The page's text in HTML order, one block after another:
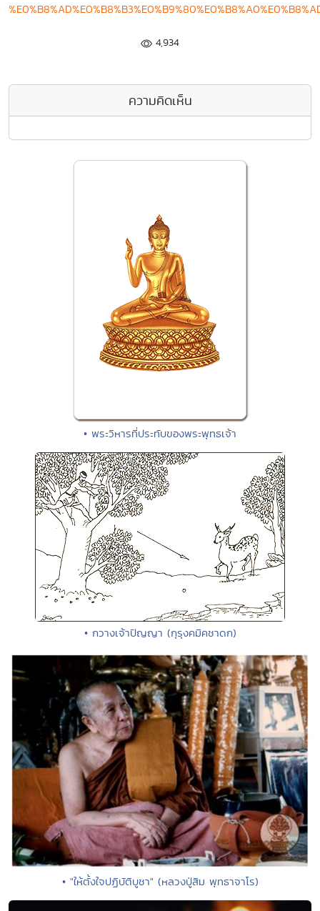
4,934
ความคิดเห็น
• พระวิหารที่ประทับของพระพุทธเจ้า
• กวางเจ้าปัญญา (กุรุงคมิคชาดก)
• "ให้ตั้งใจปฏิบัติบูชา" (หลวงปู่สิม พุทธาจาโร)